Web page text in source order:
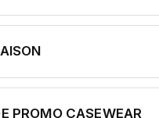
PROMO CASEWEAR